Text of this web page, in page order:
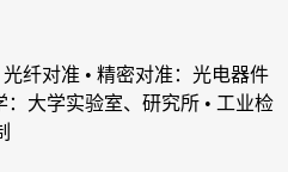
纤对准 • 精密对准：光电器件
大学实验室、研究所 • 工业检